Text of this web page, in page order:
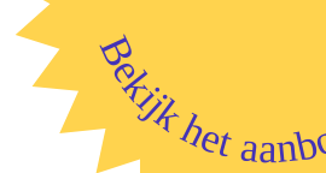
Bekijk het